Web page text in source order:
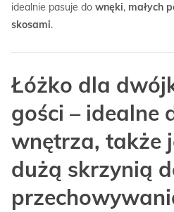
idealnie pasuje do wnęki, małych
skosami.
Łóżko dla
gości – idealne
wnętrza, także
dużą skrzynią